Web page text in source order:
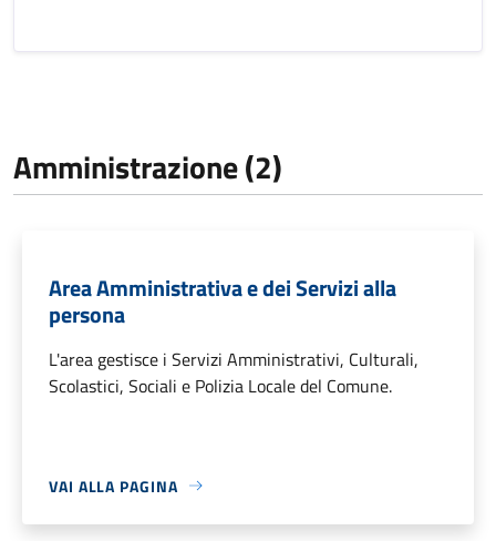
Amministrazione (2)
Area Amministrativa e dei Servizi alla
persona
L'area gestisce i Servizi Amministrativi, Culturali,
Scolastici, Sociali e Polizia Locale del Comune.
VAI ALLA PAGINA